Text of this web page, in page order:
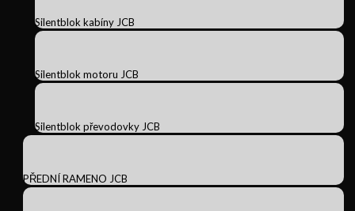
Silentblok kabíny JCB
Silentblok motoru JCB
Silentblok převodovky JCB
PŘEDNÍ RAMENO JCB